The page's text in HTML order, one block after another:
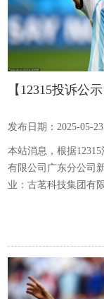
【12315投诉公
发布日期：2025-05-23
本站消息，根据
有限公司广东分公司
业：古茗科技集团有
年03月08日通过现场
广告->其他虚假广告
事人在全国12315平